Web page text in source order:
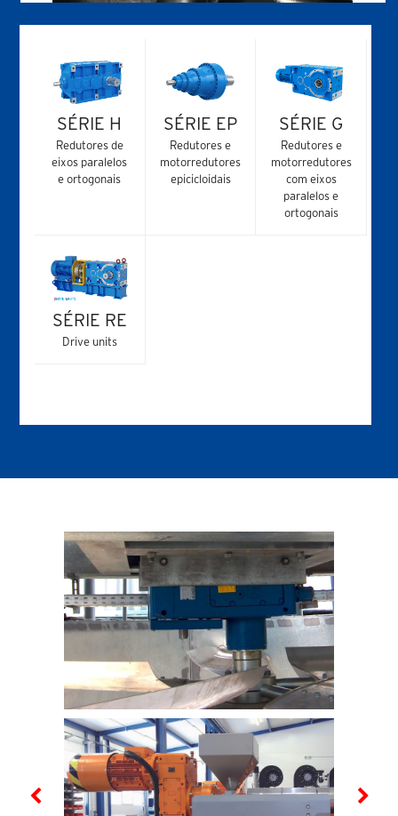
SÉRIE H
Redutores de
eixos paralelos
e ortogonais
SÉRIE EP
Redutores e
motorredutores
epicicloidais
SÉRIE G
Redutores e
motorredutores
com eixos
paralelos e
ortogonais
SÉRIE RE
Drive units